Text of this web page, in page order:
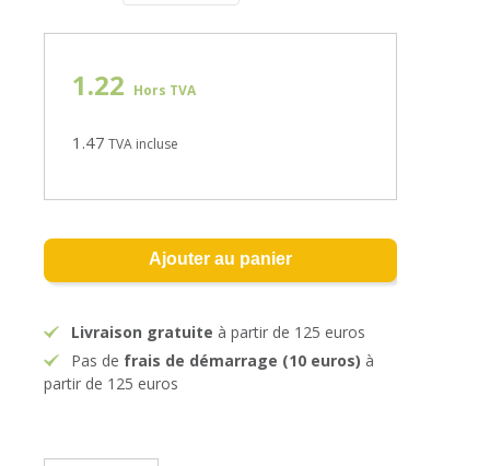
1.22 Hors TVA
1.47 TVA incluse
Ajouter au panier
Livraison gratuite à partir de 125 euros
Pas de frais de démarrage (10 euros) à
partir de 125 euros